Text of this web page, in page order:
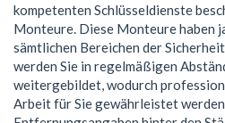
kompetenten Schlüsseldienste
Monteure. Diese Monteure haben
sämtlichen Bereichen der
werden Sie in regelmäßigen
weitergebildet, wodurch
Arbeit für Sie gewährleistet